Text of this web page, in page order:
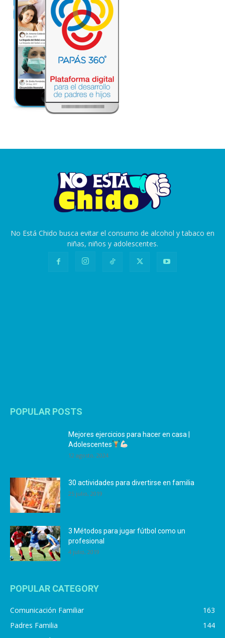
No Está Chido busca evitar el consumo de alcohol y tabaco en
niñas, niños y adolescentes.
POPULAR POSTS
Mejores ejercicios para hacer en casa |
Adolescentes
12 agosto, 2024
30 actividades para divertirse en familia
25 julio, 2019
3 Métodos para jugar fútbol como un
profesional
4 julio, 2019
POPULAR CATEGORY
Comunicación Familiar
163
Padres Familia
144